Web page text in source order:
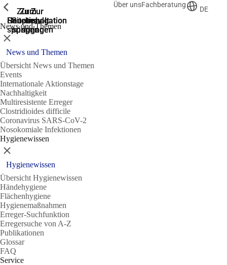
Zur
Suche
springen
Zur
Hauptnavigation
springen
Zur
Hauptnavigation
springen
Zum
Hauptinhalt
springen
Zum
Seitenende
springen
Über unsFachberatung
DE
News und Themen
Zeige vorherige
Schließen
News und Themen
Übersicht News und Themen
Events
Internationale Aktionstage
Nachhaltigkeit
Multiresistente Erreger
Clostridioides difficile
Coronavirus SARS-CoV-2
Nosokomiale Infektionen
Hygienewissen
Zeige vorherige
Schließen
Hygienewissen
Übersicht Hygienewissen
Händehygiene
Flächenhygiene
Hygienemaßnahmen
Erreger-Suchfunktion
Erregersuche von A-Z
Publikationen
Glossar
FAQ
Service
Zeige vorherige